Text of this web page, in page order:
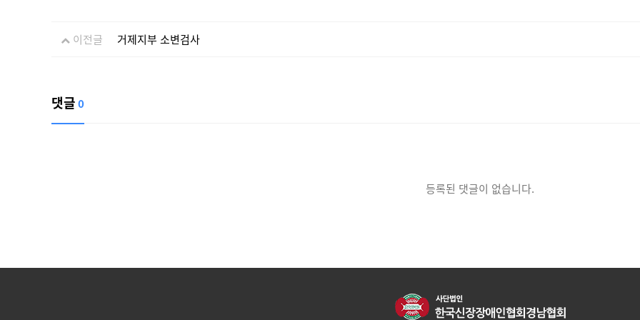
이전글 거제지부 소변검사
댓글0
등록된 댓글이 없습니다.